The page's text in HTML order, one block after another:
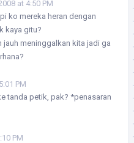
at 4:50 PM
ko mereka heran dengan
kaya gitu?
jauh meninggalkan kita jadi ga
PM
tanda petik, pak? *penasaran
PM